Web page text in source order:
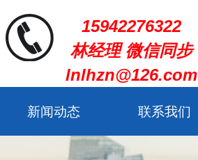
15942276322
林经理 微信同步
lnlhzn@126.com
新闻动态 联系我们